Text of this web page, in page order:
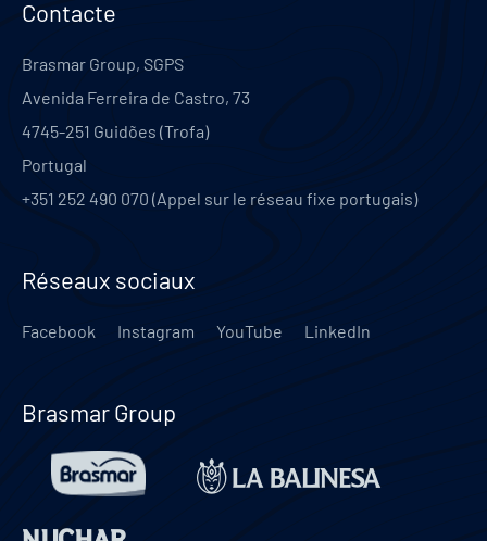
Contacte
Brasmar Group, SGPS
Avenida Ferreira de Castro, 73
4745-251 Guidões (Trofa)
Portugal
+351 252 490 070 (Appel sur le réseau fixe portugais)
Réseaux sociaux
Facebook Instagram YouTube LinkedIn
Brasmar Group